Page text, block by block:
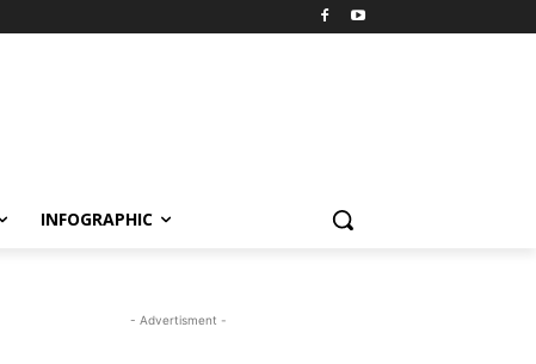
INFOGRAPHIC
- Advertisment -